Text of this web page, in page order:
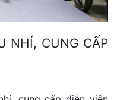
NHÍ, CUNG CẤP